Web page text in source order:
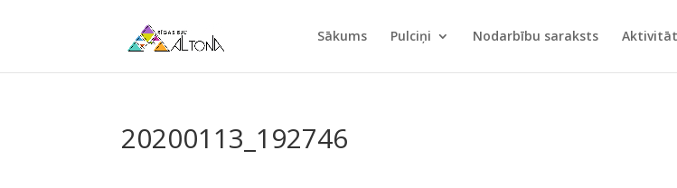
Sākums Pulciņi Nodarbību saraksts
20200113_192746